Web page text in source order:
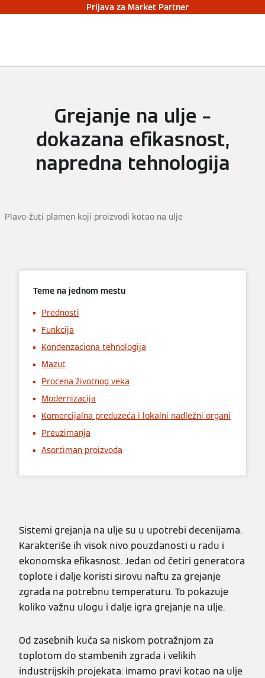
Prijava za Market Partner
Grejanje na ulje –
dokazana efikasnost,
napredna tehnologija
Plavo-žuti plamen koji proizvodi kotao na ulje
Teme na jednom mestu
Prednosti
Funkcija
Kondenzaciona tehnologija
Mazut
Procena životnog veka
Modernizacija
Komercijalna preduzeća i lokalni nadležni organi
Preuzimanja
Asortiman proizvoda
Sistemi grejanja na ulje su u upotrebi decenijama.
Karakteriše ih visok nivo pouzdanosti u radu i
ekonomska efikasnost. Jedan od četiri generatora
toplote i dalje koristi sirovu naftu za grejanje
zgrada na potrebnu temperaturu. To pokazuje
koliko važnu ulogu i dalje igra grejanje na ulje.
Od zasebnih kuća sa niskom potražnjom za
toplotom do stambenih zgrada i velikih
industrijskih projekata: imamo pravi kotao na ulje